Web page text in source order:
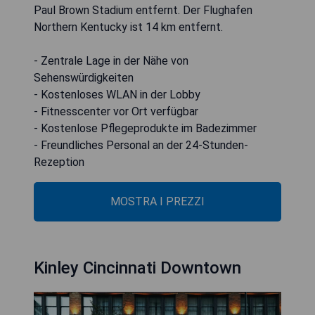
Paul Brown Stadium entfernt. Der Flughafen
Northern Kentucky ist 14 km entfernt.
- Zentrale Lage in der Nähe von
Sehenswürdigkeiten
- Kostenloses WLAN in der Lobby
- Fitnesscenter vor Ort verfügbar
- Kostenlose Pflegeprodukte im Badezimmer
- Freundliches Personal an der 24-Stunden-
Rezeption
MOSTRA I PREZZI
Kinley Cincinnati Downtown